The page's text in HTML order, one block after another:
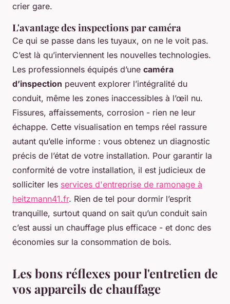
crier gare.
L'avantage des inspections par caméra
Ce qui se passe dans les tuyaux, on ne le voit pas.
C’est là qu’interviennent les nouvelles technologies.
Les professionnels équipés d’une caméra
d’inspection peuvent explorer l’intégralité du
conduit, même les zones inaccessibles à l’œil nu.
Fissures, affaissements, corrosion - rien ne leur
échappe. Cette visualisation en temps réel rassure
autant qu’elle informe : vous obtenez un diagnostic
précis de l’état de votre installation. Pour garantir la
conformité de votre installation, il est judicieux de
solliciter les services d'entreprise de ramonage à
heitzmann41.fr. Rien de tel pour dormir l’esprit
tranquille, surtout quand on sait qu’un conduit sain
c’est aussi un chauffage plus efficace - et donc des
économies sur la consommation de bois.
Les bons réflexes pour l'entretien de
vos appareils de chauffage